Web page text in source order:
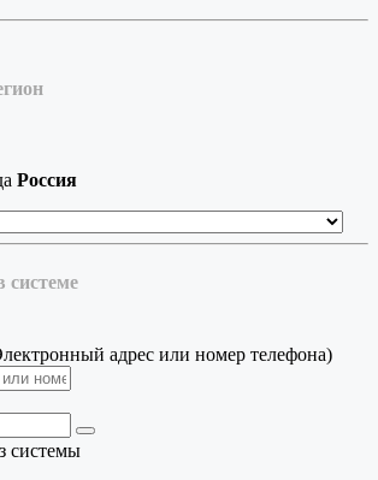
Россия
системе
адрес или номер телефона)
системы